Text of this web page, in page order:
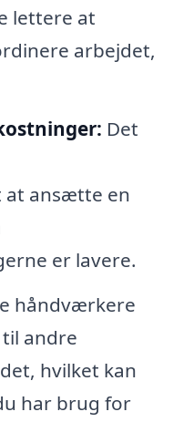
lettere at
arbejdet,
Det
at ansætte en
er lavere.
håndværkere
andre
hvilket kan
har brug for